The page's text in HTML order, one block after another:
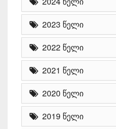
2023 წელი
2022 წელი
2021 წელი
2020 წელი
2019 წელი